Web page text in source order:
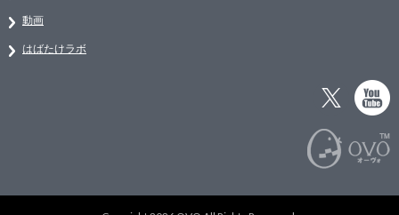
動画
はばたけラボ